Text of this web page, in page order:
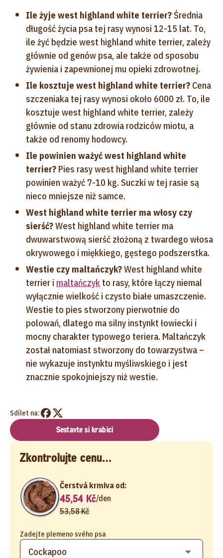
Ile żyje west highland white terrier?Średnia
długość życia psa tej rasy wynosi 12-15 lat. To,
ile żyć będzie west highland white terrier, zależy
głównie od genów psa, ale także od sposobu
żywienia i zapewnionej mu opieki zdrowotnej.
Ile kosztuje west highland white terrier? Cena
szczeniaka tej rasy wynosi około 6000 zł. To, ile
kosztuje west highland white terrier, zależy
głównie od stanu zdrowia rodziców miotu, a
także od renomy hodowcy.
Ile powinien ważyć west highland white
terrier? Pies rasy west highland white terrier
powinien ważyć 7-10 kg. Suczki w tej rasie są
nieco mniejsze niż samce.
West highland white terrier ma włosy czy
sierść?West highland white terrier ma
dwuwarstwową sierść złożoną z twardego włosa
okrywowego i miękkiego, gęstego podszerstka.
Westie czy maltańczyk?West highland white
terrier i maltańczyk to rasy, które łączy niemal
wyłącznie wielkość i czysto białe umaszczenie.
Westie to pies stworzony pierwotnie do
polowań, dlatego ma silny instynkt łowiecki i
mocny charakter typowego teriera. Maltańczyk
został natomiast stworzony do towarzystwa –
nie wykazuje instynktu myśliwskiego i jest
znacznie spokojniejszy niż westie.
Sdílet na:
Sestavte si krabici
Zkontrolujte cenu…
Zadejte plemeno svého psa
Čerstvá krmiva od:
45,54 Kč/den
53,58 Kč